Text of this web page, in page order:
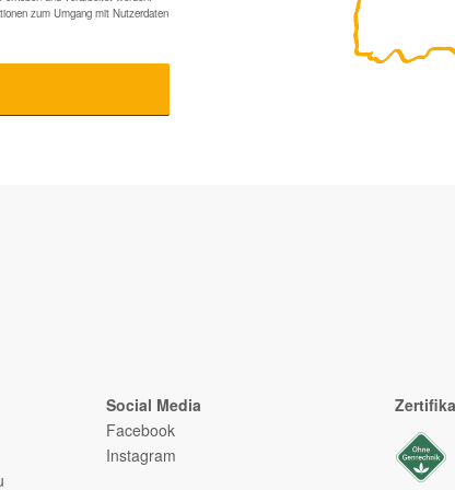
zum Umgang mit Nutzerdaten
Social Media
Facebook
Instagram